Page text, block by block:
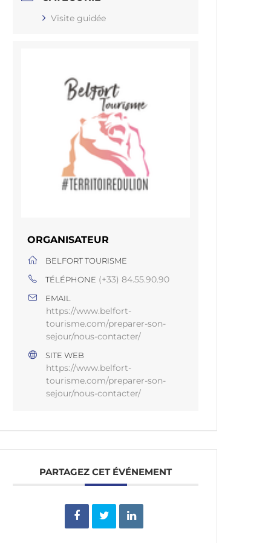
Visite guidée
ORGANISATEUR
BELFORT TOURISME
TÉLÉPHONE (+33) 84.55.90.90
EMAIL
https://www.belfort-
tourisme.com/preparer-son-
sejour/nous-contacter/
SITE WEB
https://www.belfort-
tourisme.com/preparer-son-
sejour/nous-contacter/
PARTAGEZ CET ÉVÉNEMENT